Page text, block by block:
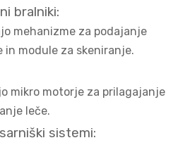
bralniki:
mehanizme za podajanje
in module za skeniranje.
mikro motorje za prilagajanje
leče.
sistemi: